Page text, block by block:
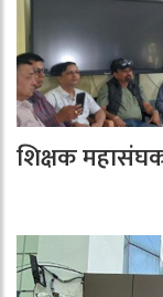
शिक्षक